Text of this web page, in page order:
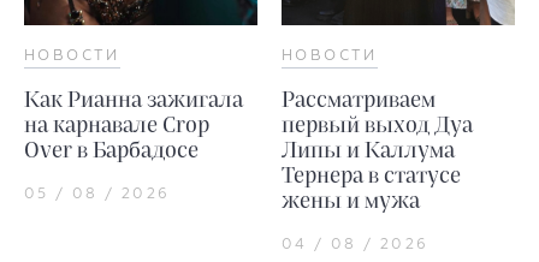
НОВОСТИ
Как Рианна зажигала
на карнавале Crop
Over в Барбадосе
05 / 08 / 2026
НОВОСТИ
Рассматриваем
первый выход Дуа
Липы и Каллума
Тернера в статусе
жены и мужа
04 / 08 / 2026